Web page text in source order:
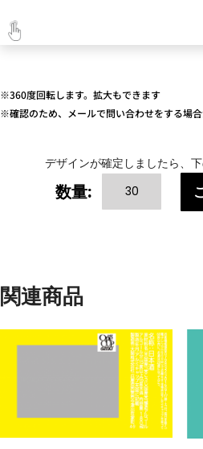
※360度回転します。拡大もできます
※確認のため、メールで問い合わせをする場
デザインが確定しましたら、
数量:
VARIATIONS-
関連商品